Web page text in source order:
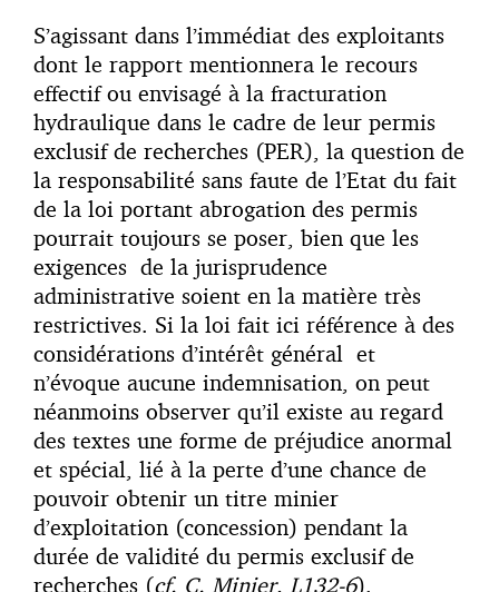
S’agissant dans l’immédiat des exploitants
dont le rapport mentionnera le recours
effectif ou envisagé à la fracturation
hydraulique dans le cadre de leur permis
exclusif de recherches (PER), la question de
la responsabilité sans faute de l’Etat du fait
de la loi portant abrogation des permis
pourrait toujours se poser, bien que les
exigences de la jurisprudence
administrative soient en la matière très
restrictives. Si la loi fait ici référence à des
considérations d’intérêt général et
n’évoque aucune indemnisation, on peut
néanmoins observer qu’il existe au regard
des textes une forme de préjudice anormal
et spécial, lié à la perte d’une chance de
pouvoir obtenir un titre minier
d’exploitation (concession) pendant la
durée de validité du permis exclusif de
recherches (cf. C. Minier, L132-6).